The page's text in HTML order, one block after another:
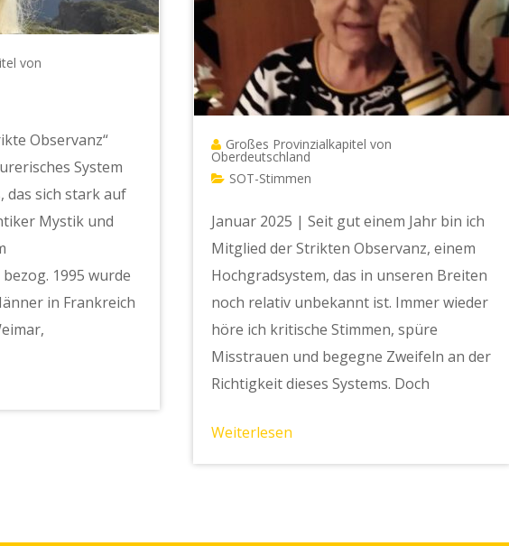
von
Observanz“
System
das sich stark auf
Mystik und
1995 wurde
in Frankreich
Großes Provinzialkapitel von
Oberdeutschland
SOT-Stimmen
Januar 2025 | Seit gut einem Jahr bin ich
Mitglied der Strikten Observanz, einem
Hochgradsystem, das in unseren Breiten
noch relativ unbekannt ist. Immer wieder
höre ich kritische Stimmen, spüre
Misstrauen und begegne Zweifeln an der
Richtigkeit dieses Systems. Doch
Weiterlesen